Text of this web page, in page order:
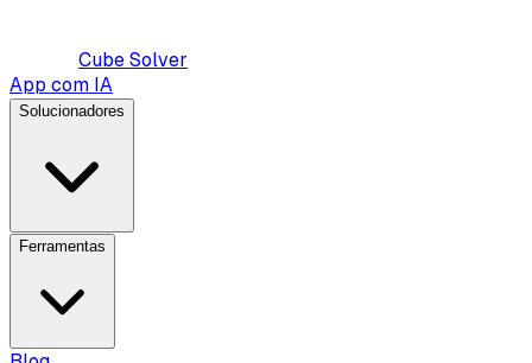
Cube Solver
App com IA
Solucionadores
Ferramentas